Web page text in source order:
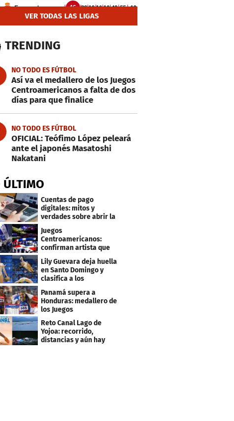
VER TODAS LAS LIGAS
TRENDING
NO TODO ES FÚTBOL
Así va el medallero de los Juegos
Centroamericanos a falta de dos
días para que finalice
NO TODO ES FÚTBOL
OFICIAL: Teófimo López peleará
ante el japonés Masatoshi
Nakatani
ÚLTIMO
Cuentas de pago
digitales: mitos y
verdades sobre abrir la
Juegos
Centroamericanos:
confirman artista que
cantará en la ceremonia
de clausura
Lily Guevara deja huella
en Santo Domingo y
clasifica a los
Panamericanos de Lima
2027
Panamá supera a
Honduras: medallero de
los Juegos
Centroamericanos
Reto Canal Lago de
Yojoa: recorrido,
distancias y aún hay